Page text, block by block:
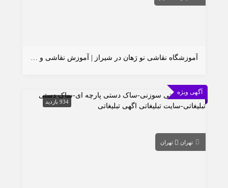
آگهی ویژه
934 بازدید
تهران تهران